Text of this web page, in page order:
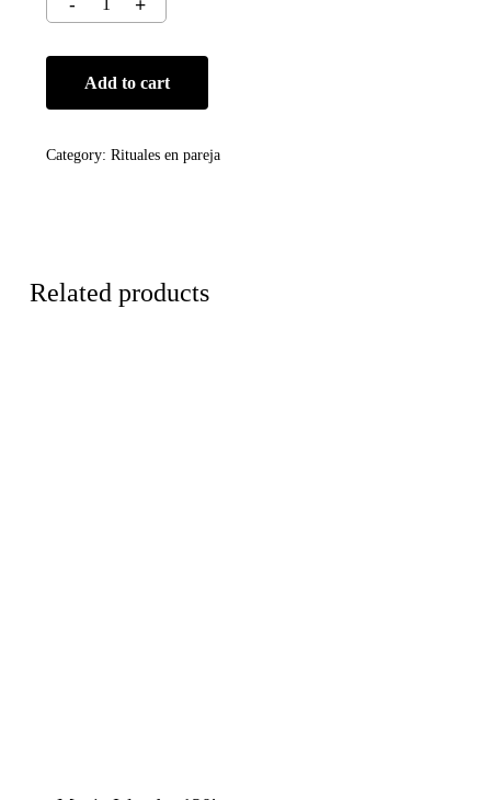
Add to cart
Category: Rituales en pareja
Related products